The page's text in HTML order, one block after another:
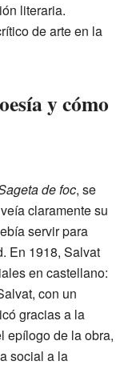
literaria.
de arte en la
y cómo
de foc, se
claramente su
servir para
En 1918, Salvat
en castellano:
con un
gracias a la
epílogo de la obra,
social a la